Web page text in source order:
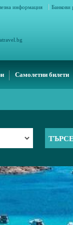
информация Банкови
Самолетни билети